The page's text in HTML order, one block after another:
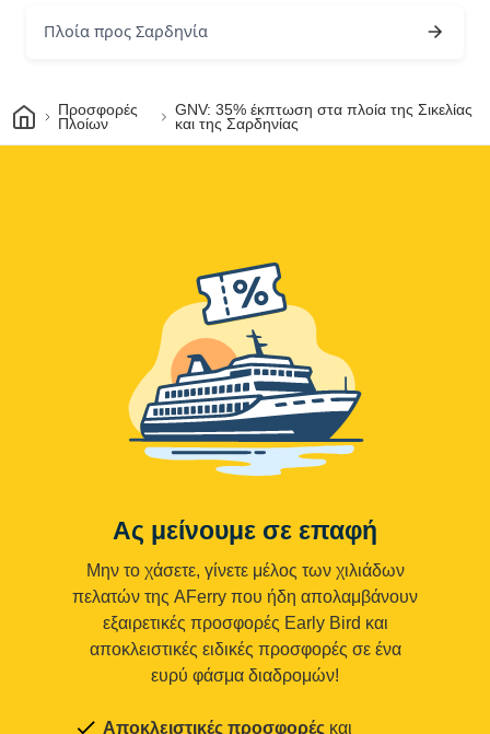
Πλοία προς Σαρδηνία
ΣπίτιΠροσφορές
Πλοίων
GNV: 35% έκπτωση στα πλοία της Σικελίας
και της Σαρδηνίας
Ας μείνουμε σε επαφή
Μην το χάσετε, γίνετε μέλος των χιλιάδων
πελατών της AFerry που ήδη απολαμβάνουν
εξαιρετικές προσφορές Early Bird και
αποκλειστικές ειδικές προσφορές σε ένα
ευρύ φάσμα διαδρομών!
Αποκλειστικές προσφορές και